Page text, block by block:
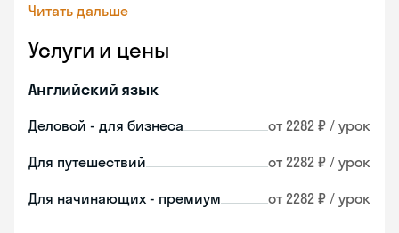
Читать дальше
Услуги и цены
Английский язык
Деловой - для бизнеса от 2282 ₽ / урок
Для путешествий от 2282 ₽ / урок
Для начинающих - премиум от 2282 ₽ / урок